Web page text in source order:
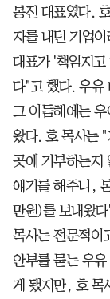
봉진 대표였다.
자를 내던 기업
대표가 '책임지고
다"고 했다. 우유
그 이듬해에는
왔다. 호 목사는
곳에 기부하는지
얘기를 해주니,
만원)를 보내왔
목사는 전문적이
안부를 묻는 우
게 됐지만, 호 목